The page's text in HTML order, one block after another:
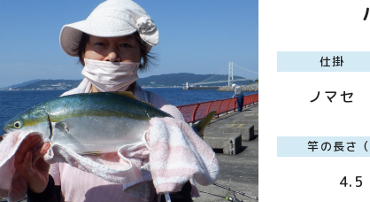
仕掛
ノマセ
竿の長さ（
4.5